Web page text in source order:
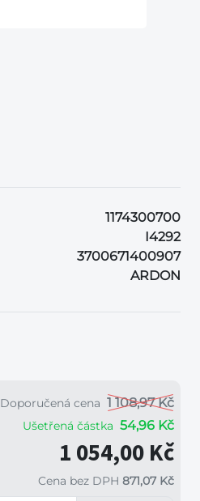
1174300700
I4292
3700671400907
ARDON
Doporučená cena 1 108,97 Kč
Ušetřená částka 54,96 Kč
1 054,00 Kč
Cena bez DPH 871,07 Kč